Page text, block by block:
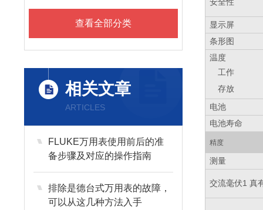
查看全部分类
相关文章
ARTICLES
FLUKE万用表使用前后的准
备步骤及对应的操作指南
排除是德台式万用表的故障，
可以从这几种方法入手
显示屏
条形图
温度
工作
存放
电池
电池寿命
精度
测量
交流毫伏1 真